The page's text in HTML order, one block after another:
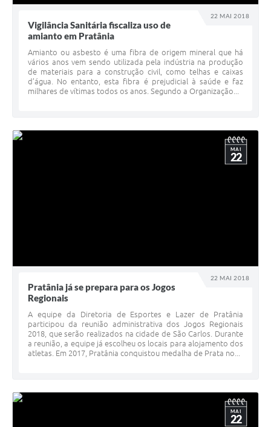
22 MAI 2018
Vigilância Sanitária fiscaliza uso de
amianto em Pratânia
Amianto ou asbesto é uma fibra de origem mineral que há
vários anos vem sendo utilizada pela indústria na produção
de materiais para a construção civil, como telhas e caixas
d’água. No entanto, esta fibra é prejudicial à saúde e faz
milhares de vítimas todos os anos. Segundo a Organização...
22 MAI 2018
MAI
22
Pratânia já se prepara para os Jogos
Regionais
A equipe da Diretoria de Esportes e Lazer de Pratânia
participou da reunião administrativa dos Jogos Regionais
2018, que serão realizados na cidade de São Carlos. Durante
a reunião, a equipe já escolheu os locais para alojamento dos
atletas. Em 2017, Pratânia conquistou medalha de Prata no...
MAI
22